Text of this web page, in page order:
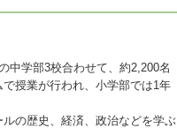
中学部3校合わせて、約2,200名
授業が行われ、小学部では1年
の歴史、経済、政治などを学ぶ